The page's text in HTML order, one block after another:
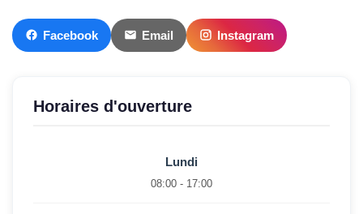
Facebook Email Instagram
Horaires d'ouverture
Lundi
08:00 - 17:00